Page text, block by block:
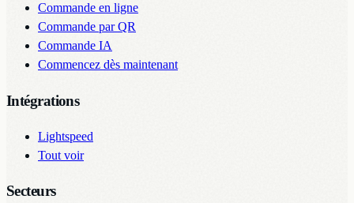
Commande en ligne
Commande par QR
Commande IA
Commencez dès maintenant
Intégrations
Lightspeed
Tout voir
Secteurs